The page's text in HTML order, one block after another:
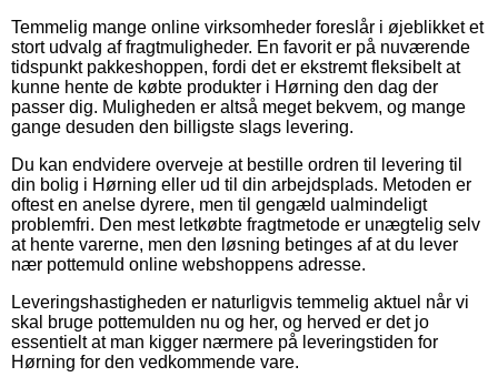
Temmelig mange online virksomheder foreslår i øjeblikket et
stort udvalg af fragtmuligheder. En favorit er på nuværende
tidspunkt pakkeshoppen, fordi det er ekstremt fleksibelt at
kunne hente de købte produkter i Hørning den dag der
passer dig. Muligheden er altså meget bekvem, og mange
gange desuden den billigste slags levering.
Du kan endvidere overveje at bestille ordren til levering til
din bolig i Hørning eller ud til din arbejdsplads. Metoden er
oftest en anelse dyrere, men til gengæld ualmindeligt
problemfri. Den mest letkøbte fragtmetode er unægtelig selv
at hente varerne, men den løsning betinges af at du lever
nær pottemuld online webshoppens adresse.
Leveringshastigheden er naturligvis temmelig aktuel når vi
skal bruge pottemulden nu og her, og herved er det jo
essentielt at man kigger nærmere på leveringstiden for
Hørning for den vedkommende vare.